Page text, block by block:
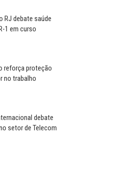
RJ debate saúde
1 em curso
reforça proteção
no trabalho
debate
setor de Telecom